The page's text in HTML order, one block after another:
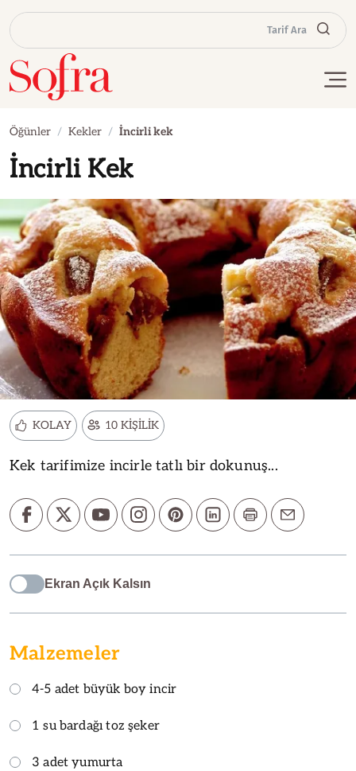
Tarif Ara
Öğünler Kekler İncirli kek
İncirli Kek
KOLAY 10 KİŞİLİK
Kek tarifimize incirle tatlı bir dokunuş...
Ekran Açık Kalsın
Malzemeler
4-5 adet büyük boy incir
1 su bardağı toz şeker
3 adet yumurta